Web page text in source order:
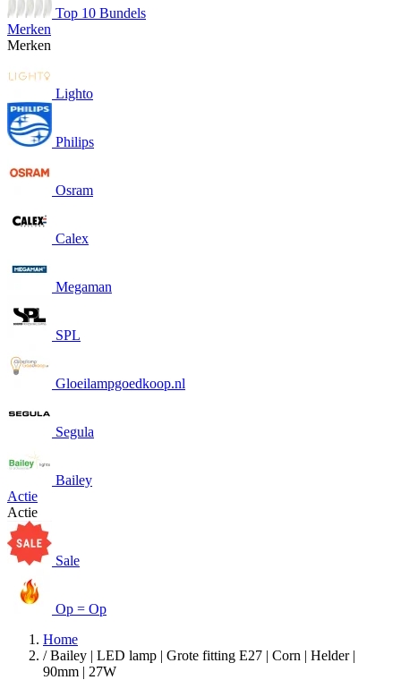
Top 10 Bundels
Merken
Merken
Lighto
Philips
Osram
Calex
Megaman
SPL
Gloeilampgoedkoop.nl
Segula
Bailey
Actie
Actie
Sale
Op = Op
Home
/ Bailey | LED lamp | Grote fitting E27 | Corn | Helder |
90mm | 27W